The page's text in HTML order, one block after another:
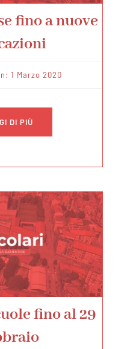
fino a nuove
1 Marzo 2020
DI PIÙ
fino al 29